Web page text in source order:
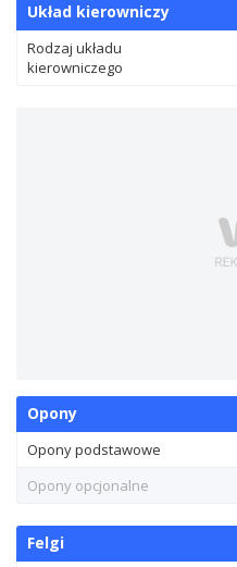
Układ kierowniczy
Rodzaj układu
kierowniczego
Opony
Opony podstawowe
Opony opcjonalne
Felgi